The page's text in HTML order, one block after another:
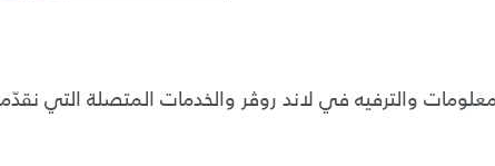
والترفيه في لاند روڤر والخدمات المتصلة التي